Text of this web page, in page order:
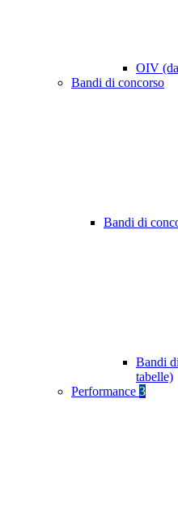
OIV
Bandi di concorso
Bandi di
Bandi
tabelle)
Performance 3